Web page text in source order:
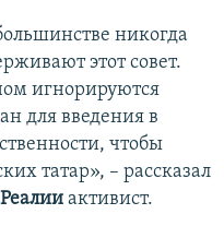
никогда
этот совет.
игнорируются
для введения в
чтобы
татар», – рассказал
активист.